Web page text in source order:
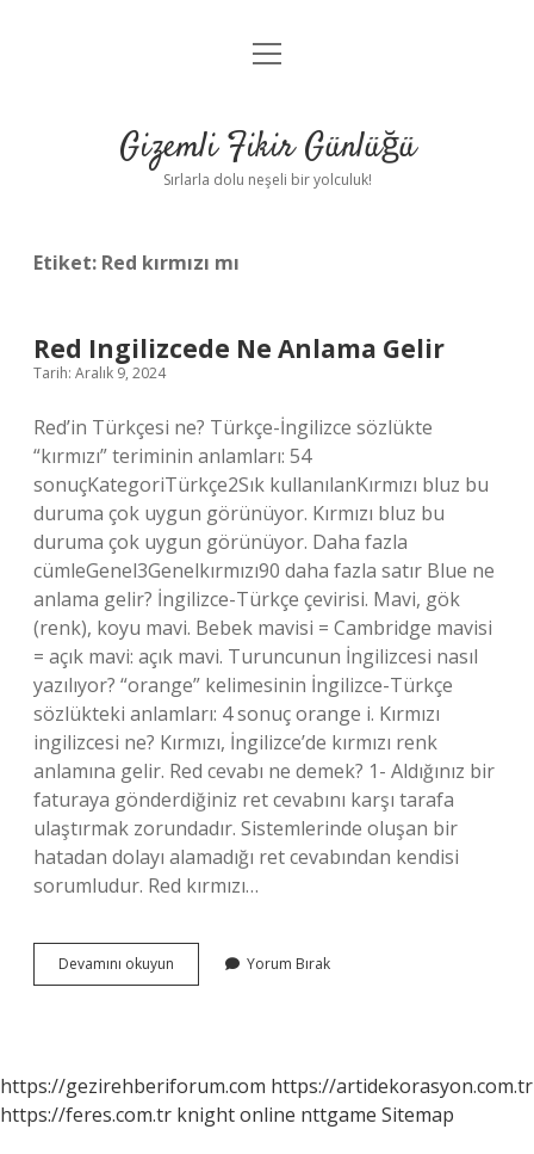
Anasayfa
Yasal Uyarı
menüyü
Gizemli Fikir Günlüğü
Sırlarla dolu neşeli bir yolculuk!
Etiket: Red kırmızı mı
Red Ingilizcede Ne Anlama Gelir
Tarih: Aralık 9, 2024
Red’in Türkçesi ne? Türkçe-İngilizce sözlükte
“kırmızı” teriminin anlamları: 54
sonuçKategoriTürkçe2Sık kullanılanKırmızı bluz bu
duruma çok uygun görünüyor. Kırmızı bluz bu
duruma çok uygun görünüyor. Daha fazla
cümleGenel3Genelkırmızı90 daha fazla satır Blue ne
anlama gelir? İngilizce-Türkçe çevirisi. Mavi, gök
(renk), koyu mavi. Bebek mavisi = Cambridge mavisi
= açık mavi: açık mavi. Turuncunun İngilizcesi nasıl
yazılıyor? “orange” kelimesinin İngilizce-Türkçe
sözlükteki anlamları: 4 sonuç orange i. Kırmızı
ingilizcesi ne? Kırmızı, İngilizce’de kırmızı renk
anlamına gelir. Red cevabı ne demek? 1- Aldığınız bir
faturaya gönderdiğiniz ret cevabını karşı tarafa
ulaştırmak zorundadır. Sistemlerinde oluşan bir
hatadan dolayı alamadığı ret cevabından kendisi
sorumludur. Red kırmızı…
Devamını okuyun
Ingilizcede
Yorum Bırak
https://gezirehberiforum.com https://artidekorasyon.com.tr
https://feres.com.tr knight online nttgame Sitemap